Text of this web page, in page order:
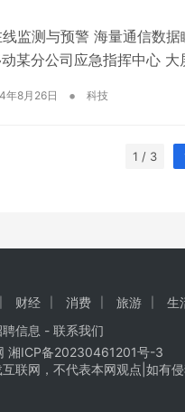
监测与预警 海量通信数
某分公司应急指挥中心
行与民众生活的便利。为
保伦股份,共同…
年8月26日 • 科技
1 / 3
财经 消费 旅游 生
聘信息 - 联系我们
湘ICP备20230461201号-3
联网，不代表本网观点|如有